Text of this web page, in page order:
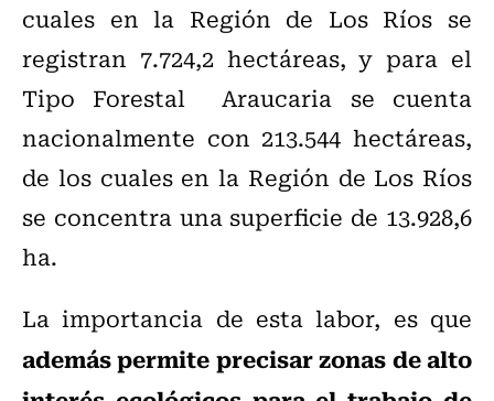
cuales en la Región de Los Ríos se
registran 7.724,2 hectáreas, y para el
Tipo Forestal Araucaria se cuenta
nacionalmente con 213.544 hectáreas,
de los cuales en la Región de Los Ríos
se concentra una superficie de 13.928,6
ha.
La importancia de esta labor, es que
además permite precisar zonas de alto